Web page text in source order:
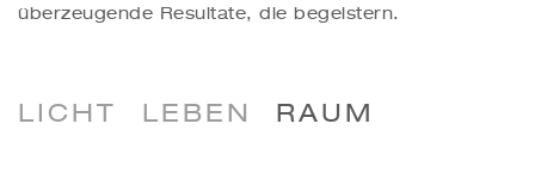
überzeugende Resultate, die begeistern.
LICHT LEBEN RAUM